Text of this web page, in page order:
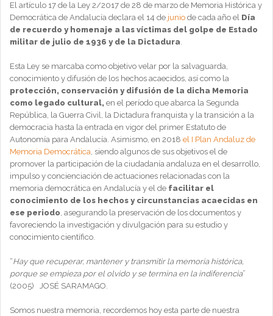
El artículo 17 de la Ley 2/2017 de 28 de marzo de Memoria Histórica y
Democrática de Andalucía declara el 14 de junio de cada año el Día
de recuerdo y homenaje a las víctimas del golpe de Estado
militar de julio de 1936 y de la Dictadura.
Esta Ley se marcaba como objetivo velar por la salvaguarda,
conocimiento y difusión de los hechos acaecidos, así como la
protección, conservación y difusión de la dicha Memoria
como legado cultural, en el período que abarca la Segunda
República, la Guerra Civil, la Dictadura franquista y la transición a la
democracia hasta la entrada en vigor del primer Estatuto de
Autonomía para Andalucía. Asimismo, en 2018 el I Plan Andaluz de
Memoria Democrática, siendo algunos de sus objetivos el de
promover la participación de la ciudadanía andaluza en el desarrollo,
impulso y concienciación de actuaciones relacionadas con la
memoria democrática en Andalucía y el de facilitar el
conocimiento de los hechos y circunstancias acaecidas en
ese periodo, asegurando la preservación de los documentos y
favoreciendo la investigación y divulgación para su estudio y
conocimiento científico.
“Hay que recuperar, mantener y transmitir la memoria histórica,
porque se empieza por el olvido y se termina en la indiferencia”
(2005) JOSÉ SARAMAGO.
Somos nuestra memoria, recordemos hoy esta parte de nuestra